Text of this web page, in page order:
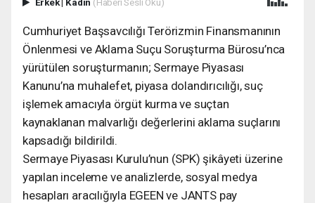
Cumhuriyet Başsavcılığı Terörizmin Finansmanının
Önlenmesi ve Aklama Suçu Soruşturma Bürosu’nca
yürütülen soruşturmanın; Sermaye Piyasası
Kanunu’na muhalefet, piyasa dolandırıcılığı, suç
işlemek amacıyla örgüt kurma ve suçtan
kaynaklanan malvarlığı değerlerini aklama suçlarını
kapsadığı bildirildi.
Sermaye Piyasası Kurulu’nun (SPK) şikâyeti üzerine
yapılan inceleme ve analizlerde, sosyal medya
hesapları aracılığıyla EGEEN ve JANTS pay